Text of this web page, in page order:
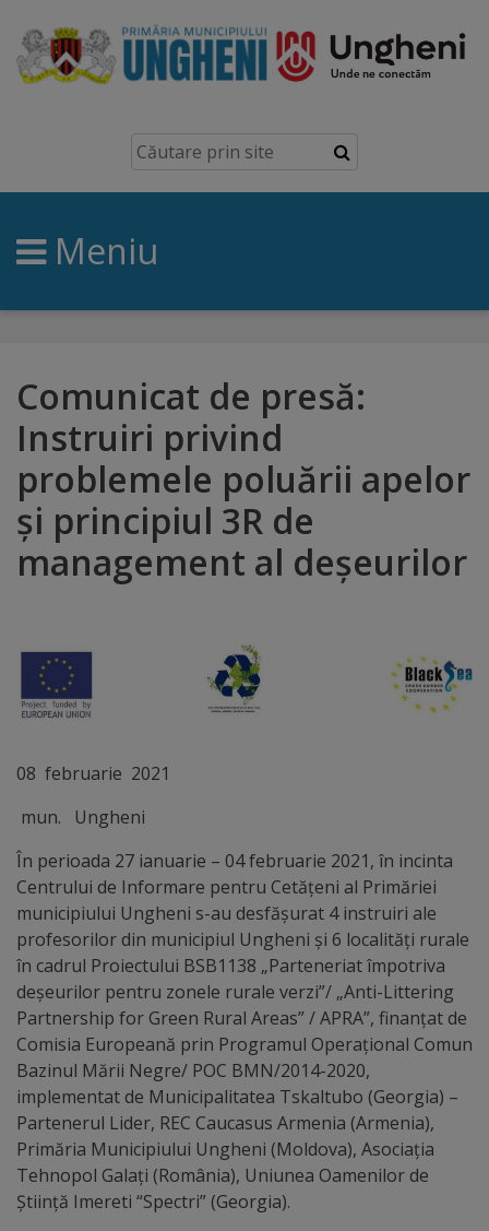
Ungheni
Prezentare
generală
Simbolurile
brand
Orașe
înfrățite
Distincții
Cetățeni
Deținători
ai
titlului
„Merite
pentru
Ungheni”
Diplome
de
Excelență
Ungheniul
turistic
Obiective
Meniu
Comunicat de presă:
Instruiri privind
problemele poluării apelor
și principiul 3R de
management al deșeurilor
08 februarie 2021
mun. Ungheni
În perioada 27 ianuarie – 04 februarie 2021, în incinta
Centrului de Informare pentru Cetățeni al Primăriei
municipiului Ungheni s-au desfășurat 4 instruiri ale
profesorilor din municipiul Ungheni și 6 localități rurale
în cadrul Proiectului BSB1138 „Parteneriat împotriva
deșeurilor pentru zonele rurale verzi”/ „Anti-Littering
Partnership for Green Rural Areas” / APRA”, finanțat de
Comisia Europeană prin Programul Operațional Comun
Bazinul Mării Negre/ POC BMN/2014-2020,
implementat de Municipalitatea Tskaltubo (Georgia) –
Partenerul Lider, REC Caucasus Armenia (Armenia),
Primăria Municipiului Ungheni (Moldova), Asociația
Tehnopol Galați (România), Uniunea Oamenilor de
Știință Imereti “Spectri” (Georgia).